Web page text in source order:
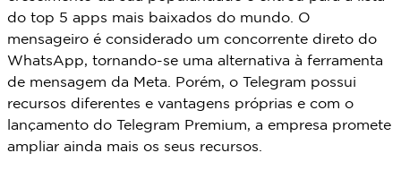
do top 5 apps mais baixados do mundo. O
mensageiro é considerado um concorrente direto do
WhatsApp, tornando-se uma alternativa à ferramenta
de mensagem da Meta. Porém, o Telegram possui
recursos diferentes e vantagens próprias e com o
lançamento do Telegram Premium, a empresa promete
ampliar ainda mais os seus recursos.